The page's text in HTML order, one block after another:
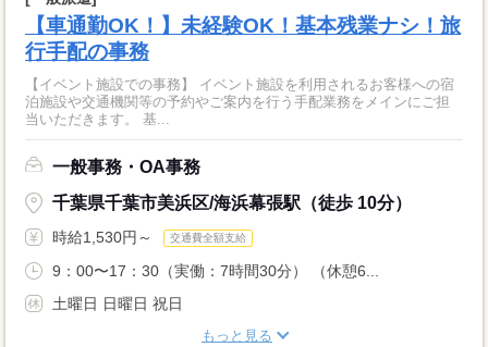
【車通勤OK！】未経験OK！基本残業ナシ！旅
行手配の事務
【イベント施設での事務】 イベント施設を利用されるお客様への宿
泊施設や交通機関等の予約やご案内を行う手配業務をメインにご担
当いただきます。 基...
一般事務・OA事務
千葉県千葉市美浜区/海浜幕張駅（徒歩 10分）
時給1,530円～ 交通費全額支給
9：00〜17：30（実働：7時間30分） （休憩6...
土曜日 日曜日 祝日
もっと見る